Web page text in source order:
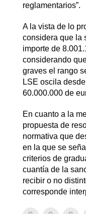
reglamentarios”.
A la vista de lo
considera que la
importe de
considerando
graves el rango
LSE oscila
60.000.000 de
En cuanto a la
propuesta de
normativa que
en la que se
criterios de
cuantía de la
recibir o no
corresponde